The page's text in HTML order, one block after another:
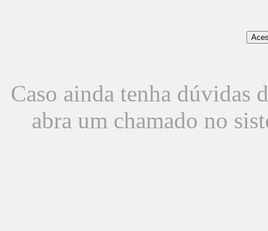
Caso ainda tenha dúvidas
abra um chamado no